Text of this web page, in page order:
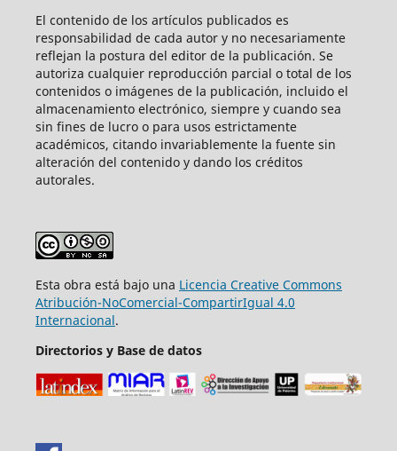
El contenido de los artículos publicados es
responsabilidad de cada autor y no necesariamente
reflejan la postura del editor de la publicación. Se
autoriza cualquier reproducción parcial o total de los
contenidos o imágenes de la publicación, incluido el
almacenamiento electrónico, siempre y cuando sea
sin fines de lucro o para usos estrictamente
académicos, citando invariablemente la fuente sin
alteración del contenido y dando los créditos
autorales.
Esta obra está bajo una Licencia Creative Commons
Atribución-NoComercial-CompartirIgual 4.0
Internacional.
Directorios y Base de datos